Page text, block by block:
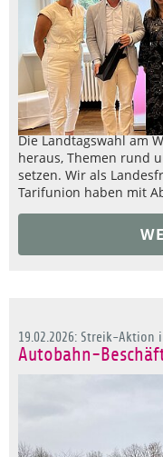
Die Landtagswahl am
heraus, Themen rund
setzen. Wir als
Tarifunion haben mit
19.02.2026: Streik-Aktion
Autobahn-